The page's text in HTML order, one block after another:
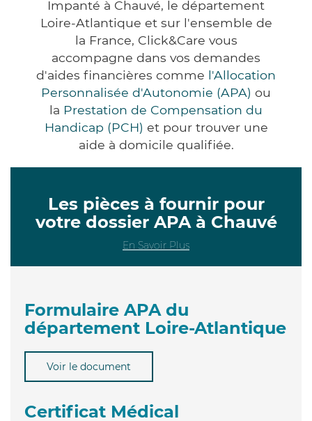
Impanté à Chauvé, le département
Loire-Atlantique et sur l'ensemble de
la France, Click&Care vous
accompagne dans vos demandes
d'aides financières comme l'Allocation
Personnalisée d'Autonomie (APA) ou
la Prestation de Compensation du
Handicap (PCH) et pour trouver une
aide à domicile qualifiée.
Les pièces à fournir pour
votre dossier APA à Chauvé
En Savoir Plus
Formulaire APA du
département Loire-Atlantique
Voir le document
Certificat Médical